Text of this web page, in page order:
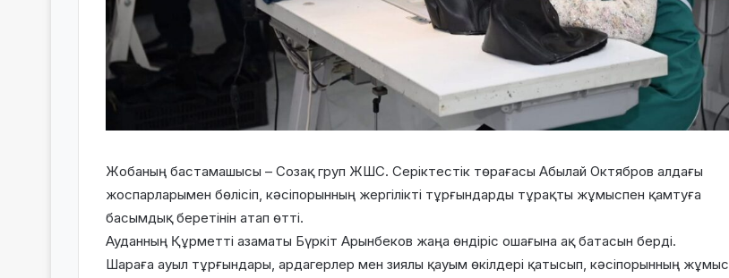
Жобаның бастамашысы – Созақ груп ЖШС. Серіктестік төрағасы Абылай Октябров алдағы
жоспарларымен бөлісіп, кәсіпорынның жергілікті тұрғындарды тұрақты жұмыспен қамтуға
басымдық беретінін атап өтті.
Ауданның Құрметті азаматы Бүркіт Арынбеков жаңа өндіріс ошағына ақ батасын берді.
Шараға ауыл тұрғындары, ардагерлер мен зиялы қауым өкілдері қатысып, кәсіпорынның жұмыс